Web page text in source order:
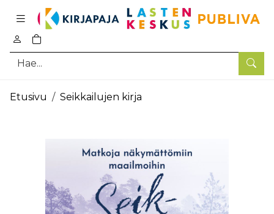
Hae
0
tuotetta ostoskorissa
Pääsisältö
Etusivu Seikkailujen kirja